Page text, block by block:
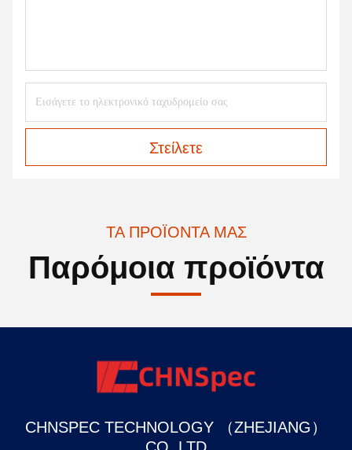
Στείλετε
ΤΑ ΠΡΟΪΌΝΤΑ ΜΑΣ
Παρόμοια προϊόντα
CHNSPEC TECHNOLOGY （ZHEJIANG）